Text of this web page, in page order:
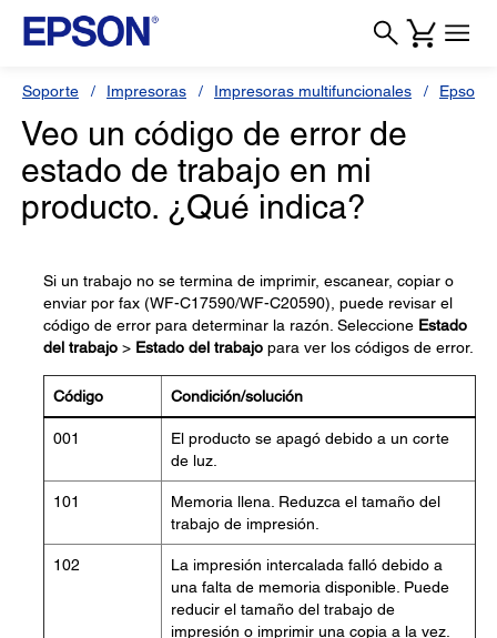
Soporte Impresoras Impresoras multifuncionales Epson
Veo un código de error de
estado de trabajo en mi
producto. ¿Qué indica?
Si un trabajo no se termina de imprimir, escanear, copiar o
enviar por fax (WF-C17590/WF-C20590), puede revisar el
código de error para determinar la razón. Seleccione Estado
del trabajo > Estado del trabajo para ver los códigos de error.
Código Condición/solución
001
El producto se apagó debido a un corte
de luz.
101
Memoria llena. Reduzca el tamaño del
trabajo de impresión.
102
La impresión intercalada falló debido a
una falta de memoria disponible. Puede
reducir el tamaño del trabajo de
impresión o imprimir una copia a la vez.